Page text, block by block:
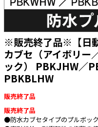
電源タップ・延長コード
スイッチ・コンセント（配
PF管/FEP管/CD管/情報線
ボックス・ビニル電線管付
みカバー
感染症関連
※販売終了品※【日
カブセ（アイボリー
ック） PBKJHW／
PBKBLHW
販売終了品
販売終了品
●防水カブセタイプのプルボック